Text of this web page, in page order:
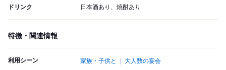
ドリンク 日本酒あり、焼酎あり
特徴・関連情報
利用シーン 家族・子供と 大人数の宴会